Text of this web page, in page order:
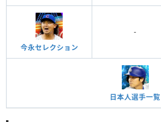
今永セレクション
-
日本人選手一覧